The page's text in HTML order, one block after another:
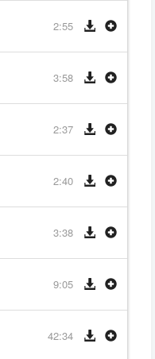
2:55
3:58
2:37
2:40
3:38
9:05
42:34